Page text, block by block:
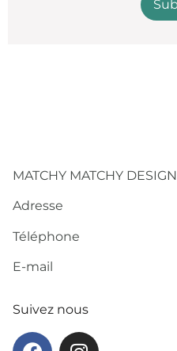
MATCHY MATCHY DESIGN
Adresse
Téléphone
E-mail
Suivez nous